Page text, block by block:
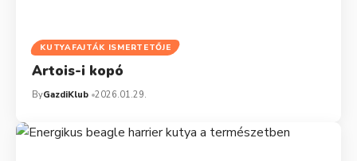
KUTYAFAJTÁK ISMERTETŐJE
Artois-i kopó
ByGazdiKlub 2026.01.29.